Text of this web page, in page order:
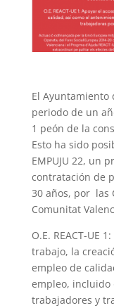
El Ayuntamiento
periodo de un
1 peón de la
Esto ha sido
EMPUJU 22, un
contratación de
30 años, por las
Comunitat
O.E. REACT-UE
trabajo, la
empleo de
empleo, incluido
trabajadores y